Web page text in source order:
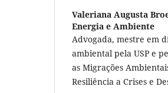
Valeriana Augusta
Energia e Ambiente
Advogada, mestre em
ambiental pela USP e
as Migrações
Resiliência a Crises e